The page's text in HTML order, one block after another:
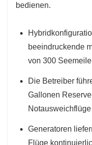
bedienen.
beeindruckende
von 300
Die Betreiber
Gallonen
Notausweichflüge
Generatoren
Flüge